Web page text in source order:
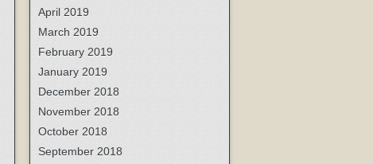
April 2019
March 2019
February 2019
January 2019
December 2018
November 2018
October 2018
September 2018